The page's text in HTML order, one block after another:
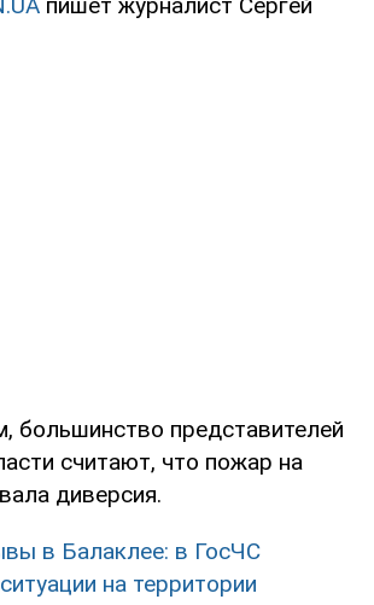
большинство представителей
считают, что пожар на
диверсия.
в Балаклее: в ГосЧС
на территории